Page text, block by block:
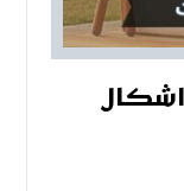
اشكال